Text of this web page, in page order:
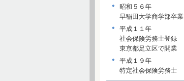
昭和５６年
早稲田大学商学部卒業
平成１１年
社会保険労務士登録
東京都足立区で開業
平成１９年
特定社会保険労務士